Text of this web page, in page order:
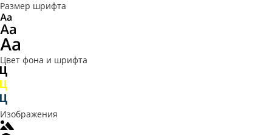
Размер шрифта
Цвет фона и шрифта
Изображения